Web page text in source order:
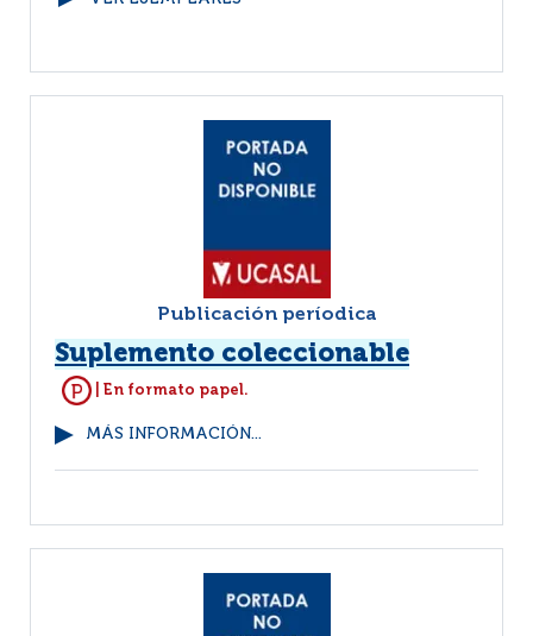
Publicación períodica
Suplemento coleccionable
| En formato papel.
MÁS INFORMACIÓN...